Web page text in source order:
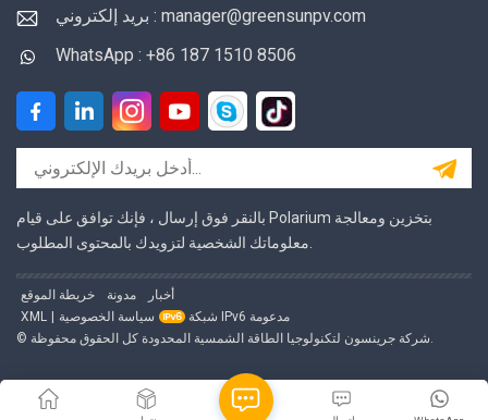
بريد إلكتروني : manager@greensunpv.com
WhatsApp : +86 187 1510 8506
بالنقر فوق إرسال ، فإنك توافق على قيام Polarium بتخزين ومعالجة
خريطة الموقع مدونة
أخبار
XML
| سياسة الخصوصية
شبكة IPv6 مدعومة